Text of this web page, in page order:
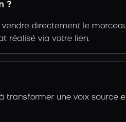
?
directement le
réalisé via votre lien.
transformer une voix source